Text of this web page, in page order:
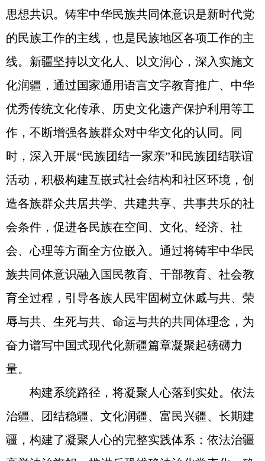
思想共识。铸牢中华民族共同体意识是新时代党
的民族工作的主线，也是民族地区各项工作的主
线。新疆坚持以文化人、以文润心，深入实施文
化润疆，通过国家通用语言文字教育推广、中华
优秀传统文化传承、历史文化遗产保护利用等工
作，不断增强各族群众对中华文化的认同。同
时，深入开展“民族团结一家亲”和民族团结联谊
活动，积极构建互嵌式社会结构和社区环境，创
造各族群众共居共学、共建共享、共事共乐的社
会条件，促进各民族在空间、文化、经济、社
会、心理等方面全方位嵌入。通过将铸牢中华民
族共同体意识融入国民教育、干部教育、社会教
育全过程，引导各族人民牢固树立休戚与共、荣
辱与共、生死与共、命运与共的共同体理念，为
奋力谱写中国式现代化新疆篇章凝聚起磅礴力
量。
构建系统路径，将凝聚人心落到实处。依法
治疆、团结稳疆、文化润疆、富民兴疆、长期建
疆，构建了凝聚人心的完整实践体系：依法治疆